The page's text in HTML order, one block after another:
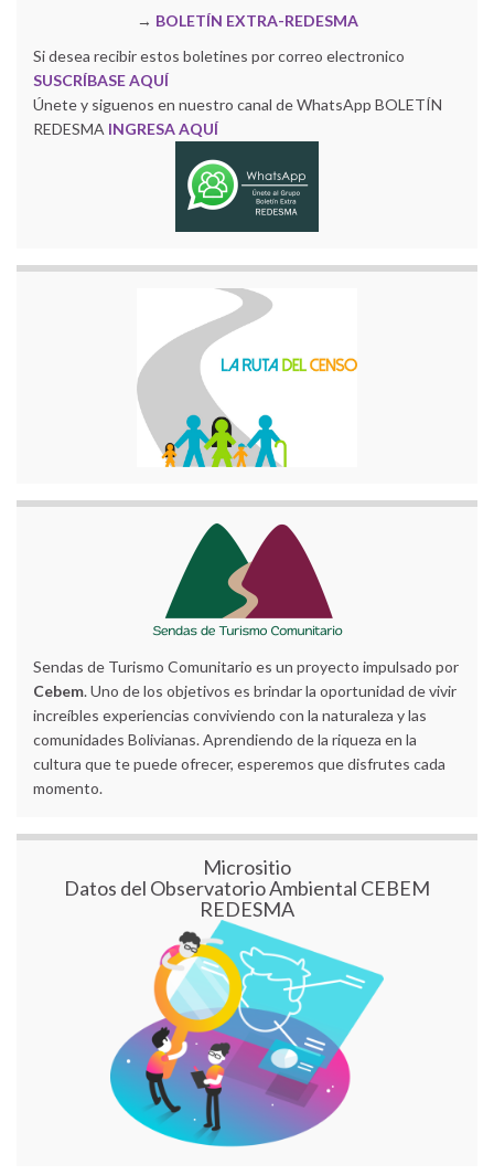
→ BOLETÍN EXTRA-REDESMA
Si desea recibir estos boletines por correo electronico
SUSCRÍBASE AQUÍ
Únete y siguenos en nuestro canal de WhatsApp BOLETÍN
REDESMA INGRESA AQUÍ
Sendas de Turismo Comunitario es un proyecto impulsado por
Cebem. Uno de los objetivos es brindar la oportunidad de vivir
increíbles experiencias conviviendo con la naturaleza y las
comunidades Bolivianas. Aprendiendo de la riqueza en la
cultura que te puede ofrecer, esperemos que disfrutes cada
momento.
Micrositio
Datos del Observatorio Ambiental CEBEM
REDESMA